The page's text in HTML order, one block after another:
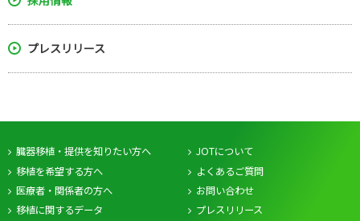
プレスリリース
臓器移植・提供を知りたい方へ
移植を希望する方へ
医療者・関係者の方へ
移植に関するデータ
JOTについて
よくあるご質問
お問い合わせ
プレスリリース